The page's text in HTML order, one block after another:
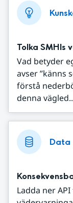
Tolka SMHIs
Vad betyder
avser ”känns
förstå
denna
Data
Ladda ner